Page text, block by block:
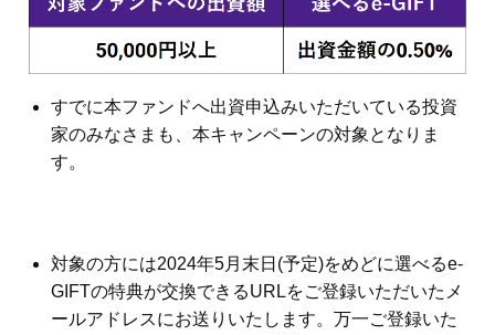
すでに本ファンドへ出資申込みいただいている投資
家のみなさまも、本キャンペーンの対象となりま
す。
対象の方には2024年5月末日(予定)をめどに選べるe-
GIFTの特典が交換できるURLをご登録いただいたメ
ールアドレスにお送りいたします。万一ご登録いた